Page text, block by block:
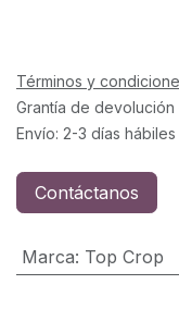
Términos y
Grantía de devolución
Envío: 2-3 días hábiles
Contáctanos
Marca: Top Crop